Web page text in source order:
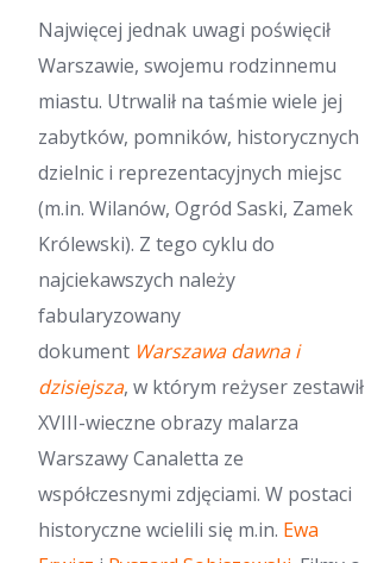
Najwięcej jednak uwagi poświęcił
Warszawie, swojemu rodzinnemu
miastu. Utrwalił na taśmie wiele jej
zabytków, pomników, historycznych
dzielnic i reprezentacyjnych miejsc
(m.in. Wilanów, Ogród Saski, Zamek
Królewski). Z tego cyklu do
najciekawszych należy
fabularyzowany
dokument Warszawa dawna i
dzisiejsza, w którym reżyser zestawił
XVIII-wieczne obrazy malarza
Warszawy Canaletta ze
współczesnymi zdjęciami. W postaci
historyczne wcielili się m.in. Ewa